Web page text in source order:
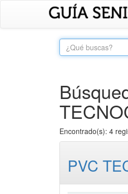
Encontrado(s): 4
PVC